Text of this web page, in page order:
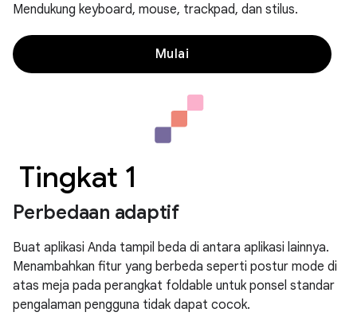
Mendukung keyboard, mouse, trackpad, dan stilus.
Mulai
Tingkat 1
Perbedaan adaptif
Buat aplikasi Anda tampil beda di antara aplikasi lainnya.
Menambahkan fitur yang berbeda seperti postur mode di
atas meja pada perangkat foldable untuk ponsel standar
pengalaman pengguna tidak dapat cocok.